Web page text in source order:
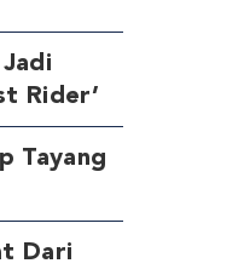
Rider’
Tayang
Dari